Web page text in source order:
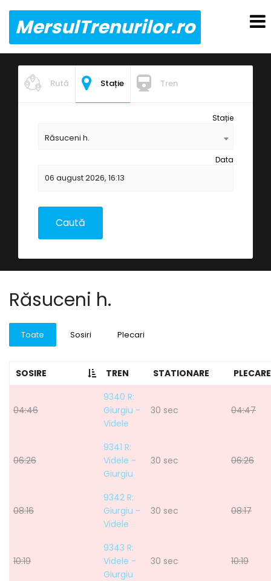
MersulTrenurilor.ro
Rută Stație Tren
Stație
Răsuceni h.
Data
Răsuceni h.
Toate Sosiri Plecari
SOSIRE TREN STATIONARE PLECARE
04:46
9340 R:
Giurgiu -
Videle
30 sec 04:47
06:26
9341 R:
Videle -
Giurgiu
30 sec 06:26
08:16
9342 R:
Giurgiu -
Videle
30 sec 08:17
10:19
9343 R:
Videle -
Giurgiu
30 sec 10:19